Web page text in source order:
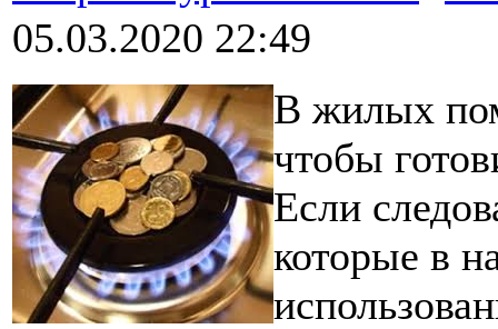
05.03.2020 22:49
В жилых
чтобы
Если
которые в